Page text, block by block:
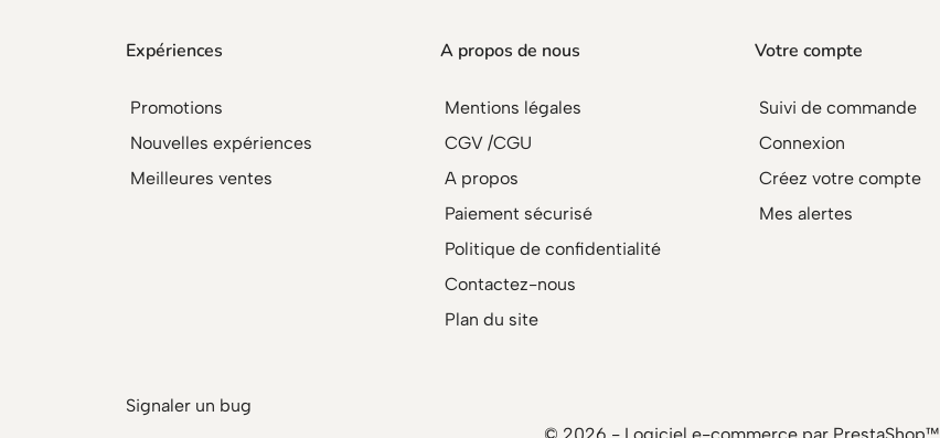
Expériences
Promotions
Nouvelles expériences
Meilleures ventes
A propos de nous
Mentions légales
CGV /CGU
A propos
Paiement sécurisé
Politique de confidentialité
Contactez-nous
Plan du site
Votre compte
Suivi de commande
Connexion
Créez votre compte
Mes alertes
Signaler un bug